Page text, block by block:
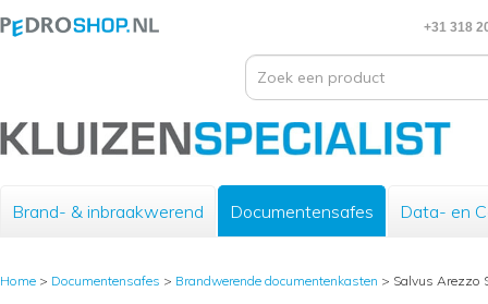
+31 318
Brand- & inbraakwerend Documentensafes Data- en
Home > Documentensafes > Brandwerende documentenkasten > Salvus Arezzo